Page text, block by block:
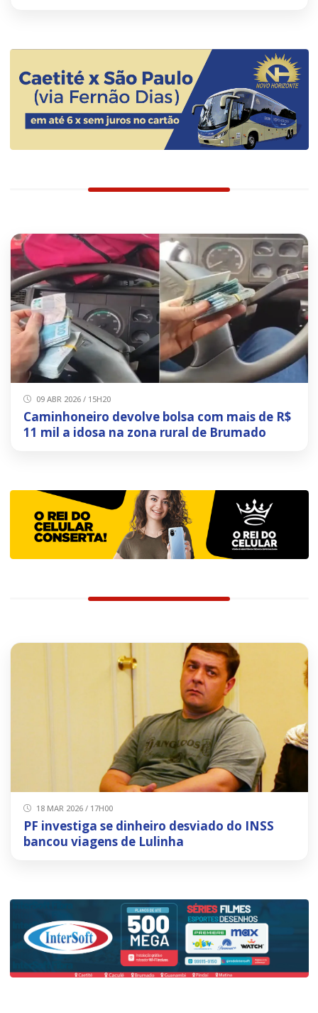
09 ABR 2026 / 15H20
Caminhoneiro devolve bolsa com mais de R$
11 mil a idosa na zona rural de Brumado
18 MAR 2026 / 17H00
PF investiga se dinheiro desviado do INSS
bancou viagens de Lulinha